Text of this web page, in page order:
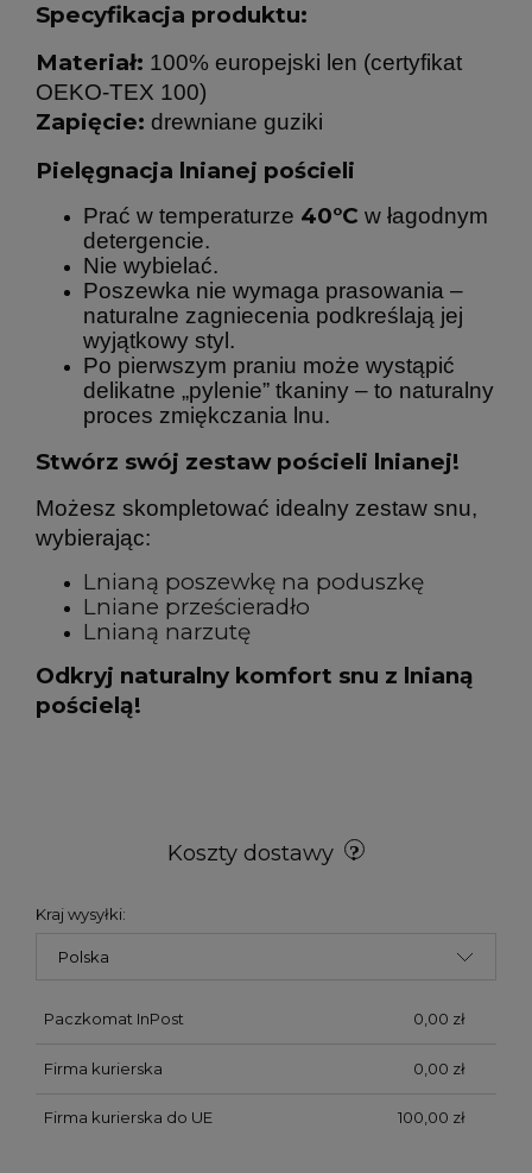
Specyfikacja produktu:
Materiał: 100% europejski len (certyfikat
OEKO-TEX 100)
Zapięcie: drewniane guziki
Pielęgnacja lnianej pościeli
Prać w temperaturze 40°C w łagodnym
detergencie.
Nie wybielać.
Poszewka nie wymaga prasowania –
naturalne zagniecenia podkreślają jej
wyjątkowy styl.
Po pierwszym praniu może wystąpić
delikatne „pylenie” tkaniny – to naturalny
proces zmiękczania lnu.
Stwórz swój zestaw pościeli lnianej!
Możesz skompletować idealny zestaw snu,
wybierając:
Lnianą poszewkę na poduszkę
Lniane prześcieradło
Lnianą narzutę
Odkryj naturalny komfort snu z lnianą
pościelą!
Koszty dostawy
Kraj wysyłki:
Paczkomat InPost 0,00 zł
Firma kurierska 0,00 zł
Firma kurierska do UE 100,00 zł